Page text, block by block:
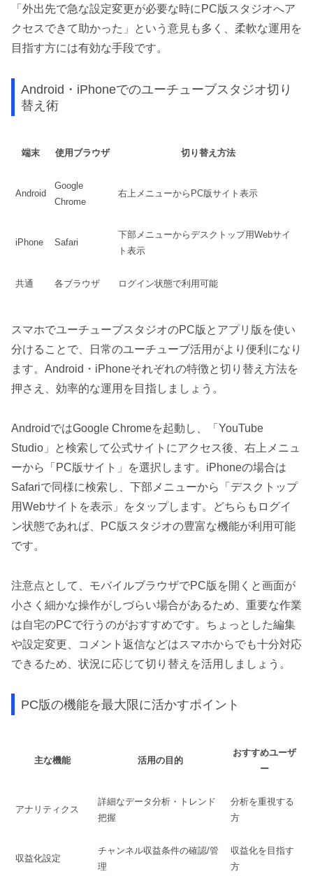
「外出先で急な設定変更が必要な時にPC版スタジオへア
クセスできて助かった」という意見も多く、柔軟な運用を
目指す方には有効な手段です。
Android・iPhoneでのユーチューブスタジオ切り
替え術
端末 使用ブラウザ 切り替え方法
Android
Google
Chrome
右上メニューからPC版サイト表示
iPhone Safari
下部メニューからデスクトップ用Webサイ
ト表示
共通 各ブラウザ ログイン状態で利用可能
スマホでユーチューブスタジオのPC版とアプリ版を使い
分けることで、日常のユーチューブ活用がより便利になり
ます。Android・iPhoneそれぞれの特徴と切り替え方法を
押さえ、効率的な運用を目指しましょう。
AndroidではGoogle Chromeを起動し、「YouTube
Studio」と検索して公式サイトにアクセス後、右上メニュ
ーから「PC版サイト」を選択します。iPhoneの場合は
Safariで同様に検索し、下部メニューから「デスクトップ
用Webサイトを表示」をタップします。どちらもログイ
ン状態であれば、PC版スタジオの豊富な機能が利用可能
です。
注意点として、モバイルブラウザでPC版を開くと画面が
小さく細かな操作がしづらい場合があるため、重要な作業
は自宅のPCで行うのがおすすめです。ちょっとした編集
や設定変更、コメント返信などはスマホからでも十分対応
できるため、状況に応じて切り替えを活用しましょう。
PC版の機能を最大限に活かすポイント
主な機能 活用の目的
おすすめユーザ
ー
アナリティクス
詳細なデータ分析・トレンド
把握
分析を重視する
方
収益化設定
チャンネル収益条件の確認/管
理
収益化を目指す
方